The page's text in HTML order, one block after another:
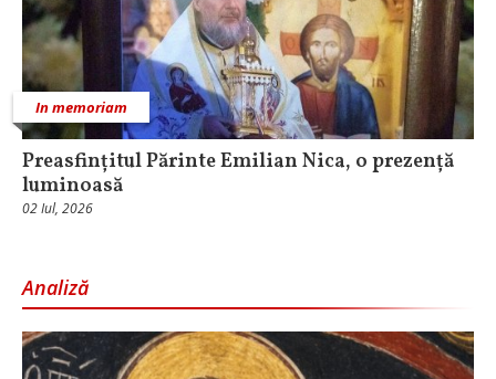
In memoriam
Preasfințitul Părinte Emilian Nica, o prezență
luminoasă
02 Iul, 2026
Analiză